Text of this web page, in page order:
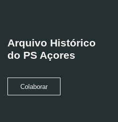
Arquivo Histórico
do PS Açores
Colaborar